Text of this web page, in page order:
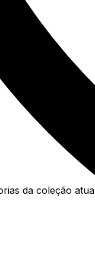
da coleção